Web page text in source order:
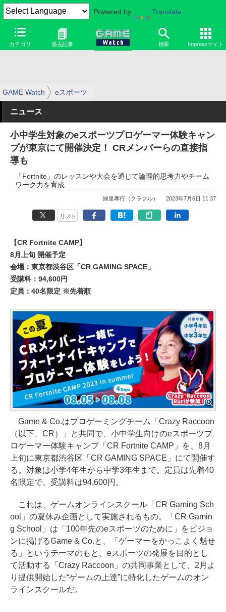
Powered by Translate
カテゴリ 過去記事 検索 Impressサイト
GAME Watch eスポーツ
ニュース
小中学生対象のeスポーツプロゲーマー体験キャン
プが東京にて開催決定！ CRメンバーらの直接指
導も
「Fortnite」のレッスンや大会を通じて論理的思考力やチーム
ワーク力を育成
緑里孝行（クラフル） 2023年7月6日 11:37
リスト
【CR Fortnite CAMP】
8月上旬 開催予定
会場：東京都渋谷区「CR GAMING SPACE」
受講料：94,600円
定員：40名限定 ※先着順
Game & Co.はプロゲーミングチーム「Crazy Raccoon
（以下、CR）」と共同で、小中学生向けのeスポーツプ
ロゲーマー体験キャンプ「CR Fortnite CAMP」を、8月
上旬に東京都渋谷区「CR GAMING SPACE」にて開催す
る。対象は小学4年生から中学3年生まで。定員は先着40
名限定で、受講料は94,600円。
これは、ゲームオンラインスクール「CR Gaming Sch
ool」の夏休み企画として実施されるもの。「CR Gamin
g School」は「100年先のeスポーツのために」をビジョ
ンに掲げるGame & Co.と、「ゲーマーをかっこよく魅せ
る」というテーマのもと、eスポーツの発展を目的とし
て活動する「Crazy Raccoon」の共同事業として、2月よ
り提供開始した“ゲームの上達”に特化したゲームのオン
ラインスクールだ。